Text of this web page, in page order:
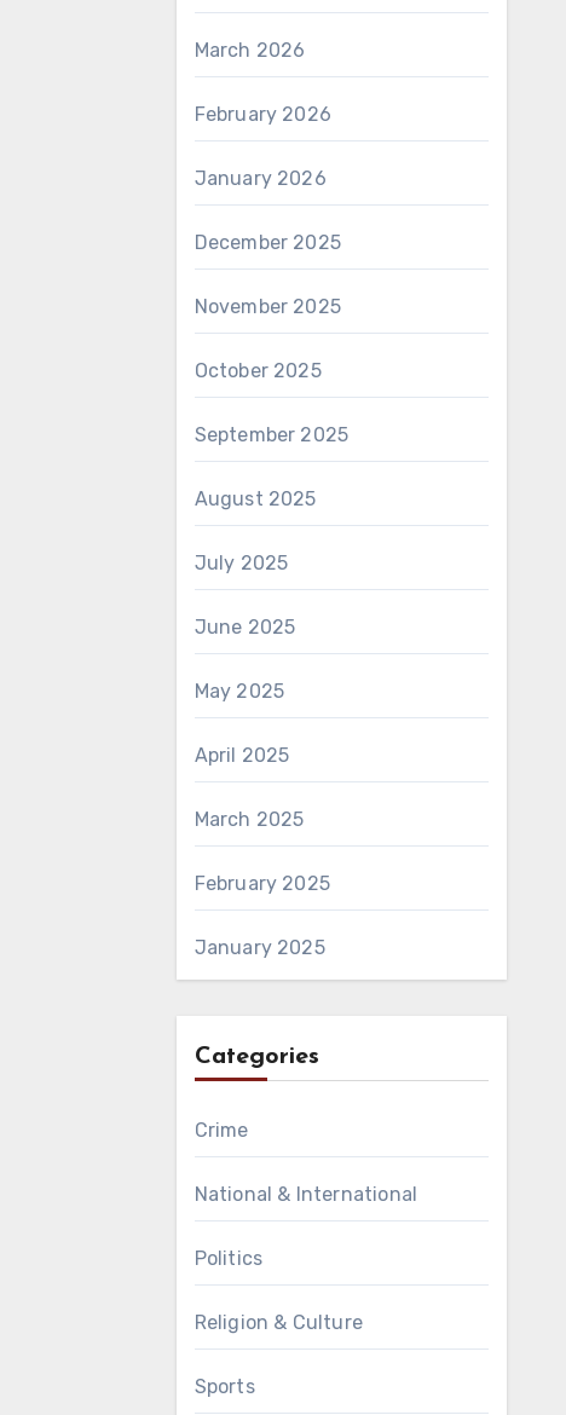
March 2026
February 2026
January 2026
December 2025
November 2025
October 2025
September 2025
August 2025
July 2025
June 2025
May 2025
April 2025
March 2025
February 2025
January 2025
Categories
Crime
National & International
Politics
Religion & Culture
Sports